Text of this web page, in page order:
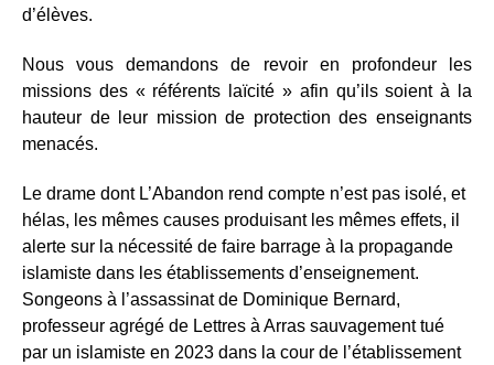
d’élèves.
Nous vous demandons de revoir en profondeur les
missions des « référents laïcité » afin qu’ils soient à la
hauteur de leur mission de protection des enseignants
menacés.
Le drame dont L’Abandon rend compte n’est pas isolé, et
hélas, les mêmes causes produisant les mêmes effets, il
alerte sur la nécessité de faire barrage à la propagande
islamiste dans les établissements d’enseignement.
Songeons à l’assassinat de Dominique Bernard,
professeur agrégé de Lettres à Arras sauvagement tué
par un islamiste en 2023 dans la cour de l’établissement